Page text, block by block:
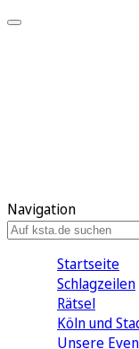
Navigation
Startseite
Schlagzeilen
Rätsel
Köln und
Unsere